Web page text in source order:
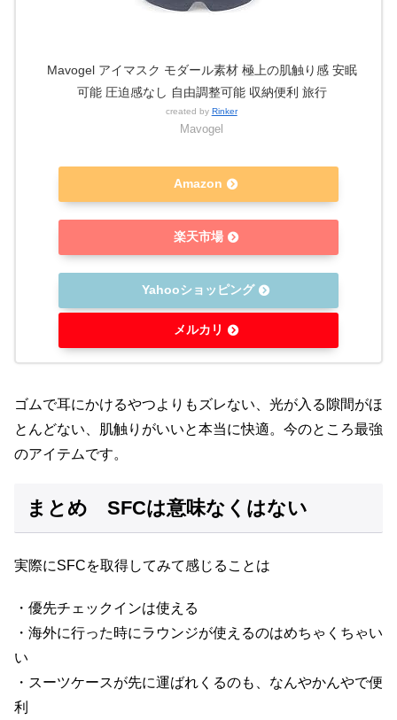
Mavogel アイマスク モダール素材 極上の肌触り感 安眠
可能 圧迫感なし 自由調整可能 収納便利 旅行
created by Rinker
Mavogel
Amazon
楽天市場
Yahooショッピング
メルカリ
ゴムで耳にかけるやつよりもズレない、光が入る隙間がほ
とんどない、肌触りがいいと本当に快適。今のところ最強
のアイテムです。
まとめ SFCは意味なくはない
実際にSFCを取得してみて感じることは
・優先チェックインは使える
・海外に行った時にラウンジが使えるのはめちゃくちゃい
い
・スーツケースが先に運ばれくるのも、なんやかんやで便
利